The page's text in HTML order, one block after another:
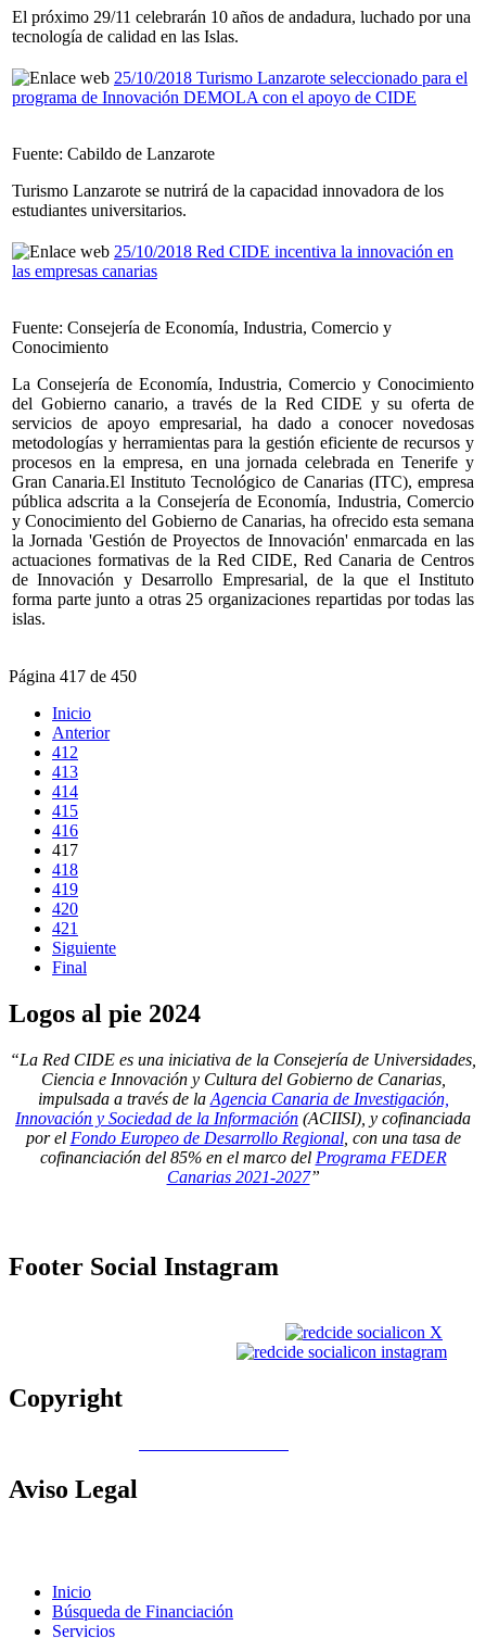
El próximo 29/11 celebrarán 10 años de andadura, luchado por una
tecnología de calidad en las Islas.
25/10/2018 Turismo Lanzarote seleccionado para el
programa de Innovación DEMOLA con el apoyo de CIDE
Fuente: Cabildo de Lanzarote
Turismo Lanzarote se nutrirá de la capacidad innovadora de los
estudiantes universitarios.
25/10/2018 Red CIDE incentiva la innovación en
las empresas canarias
Fuente: Consejería de Economía, Industria, Comercio y
Conocimiento
La Consejería de Economía, Industria, Comercio y Conocimiento
del Gobierno canario, a través de la Red CIDE y su oferta de
servicios de apoyo empresarial, ha dado a conocer novedosas
metodologías y herramientas para la gestión eficiente de recursos y
procesos en la empresa, en una jornada celebrada en Tenerife y
Gran Canaria.El Instituto Tecnológico de Canarias (ITC), empresa
pública adscrita a la Consejería de Economía, Industria, Comercio
y Conocimiento del Gobierno de Canarias, ha ofrecido esta semana
la Jornada 'Gestión de Proyectos de Innovación' enmarcada en las
actuaciones formativas de la Red CIDE, Red Canaria de Centros
de Innovación y Desarrollo Empresarial, de la que el Instituto
forma parte junto a otras 25 organizaciones repartidas por todas las
islas.
Página 417 de 450
Inicio
Anterior
412
413
414
415
416
417
418
419
420
421
Siguiente
Final
Logos al pie 2024
“La Red CIDE es una iniciativa de la Consejería de Universidades,
Ciencia e Innovación y Cultura del Gobierno de Canarias,
impulsada a través de la Agencia Canaria de Investigación,
Innovación y Sociedad de la Información (ACIISI), y cofinanciada
por el Fondo Europeo de Desarrollo Regional, con una tasa de
cofinanciación del 85% en el marco del Programa FEDER
Canarias 2021-2027”
Footer Social Instagram
Copyright
Aviso Legal
Inicio
Búsqueda de Financiación
Servicios